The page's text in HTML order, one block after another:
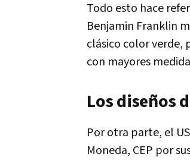
Todo esto hace
Benjamin Franklin
clásico color verde,
con mayores
Los diseños
Por otra parte, el
Moneda, CEP por